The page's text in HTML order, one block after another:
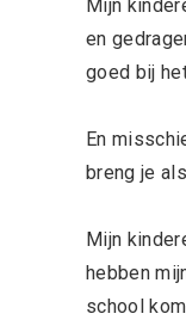
Mijn
en
goed bij
En
breng je
Mijn
hebben
school